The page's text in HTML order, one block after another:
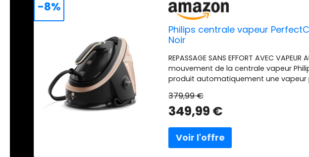
Philips centrale vapeur
Noir
REPASSAGE SANS EFFORT AVEC
mouvement de la centrale vapeur
produit automatiquement une vapeur
vertical des rideaux et vêtements
vapeur. TECHNOLOGIE OPTIMALTEMP -
besoin de trier le linge ni d’ajuster la
automatiquement la chaleur pour tout
un repassage sûr et sans souci.
puissante jusqu'à 170 g/min et effet
379,99 €
349,99 €
-8%